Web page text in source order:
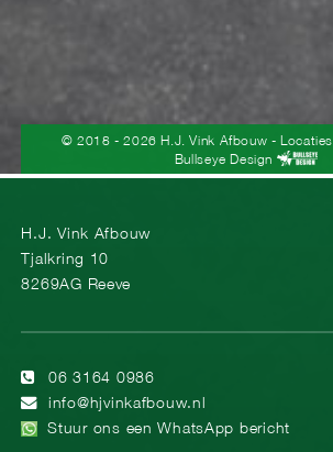
© 2018 - 2026 H.J. Vink Afbouw - Locaties
Bullseye Design
H.J. Vink Afbouw
Tjalkring 10
8269AG Reeve
06 3164 0986
info@hjvinkafbouw.nl
Stuur ons een WhatsApp bericht